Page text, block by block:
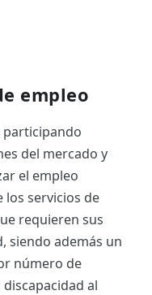
empleo
participando
del mercado y
el empleo
los servicios de
requieren sus
siendo además un
número de
al